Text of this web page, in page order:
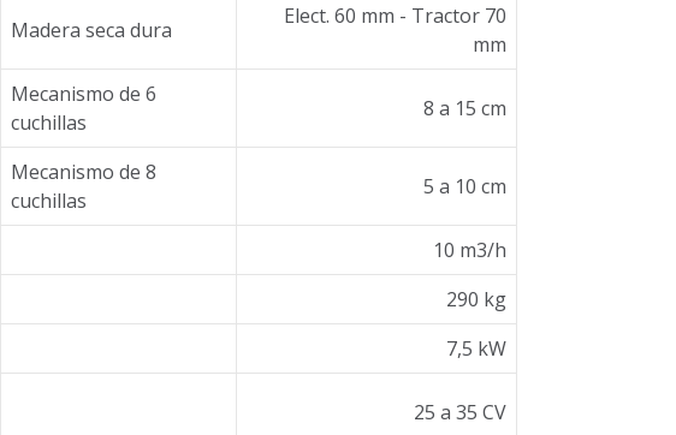
Madera seca dura
Elect. 60 mm - Tractor 70
mm
Mecanismo de 6
cuchillas
8 a 15 cm
Mecanismo de 8
cuchillas
5 a 10 cm
10 m3/h
290 kg
7,5 kW
25 a 35 CV